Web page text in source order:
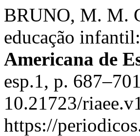
BRUNO, M. M.
educação
Americana de
esp.1, p.
10.21723/
https://